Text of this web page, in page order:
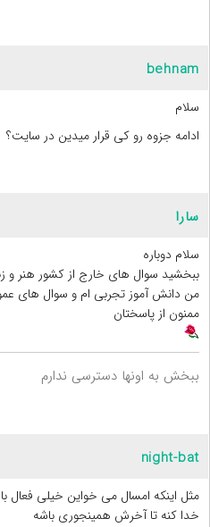
behnam
سلام
ادامه جزوه رو کی قرار میدین در سایت؟
سارا
سلام دوباره
ببخشید سوال های خارج از کشور هنر
من دانش آموز تجربی ام و سوال های
ممنون از پاسختان
ببخش به اونها دسترسی ندارم
night-bat
مثل اینکه امسال می خواین خیلی فعال
خدا کنه تا آخرش همینجوری باشه